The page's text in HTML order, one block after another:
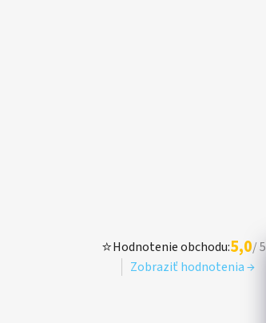
⭐Hodnotenie obchodu:5,0/ 5
Zobraziť hodnotenia →